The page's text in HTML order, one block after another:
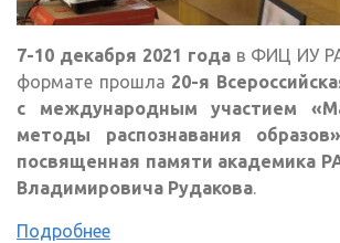
7-10 декабря 2021 годав ФИЦ ИУ
формате прошла 20-я
с международным участием
методы распознавания
посвященная памяти академика
Владимировича Рудакова.
Подробнее